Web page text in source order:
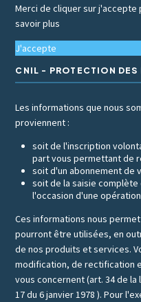
Merci de cliquer sur
savoir plus
J'accepte
CNIL - PROTECTION DES
Les informations que nous
proviennent :
soit de l'inscription
part vous permettant de
soit d'un abonnement de
soit de la saisie
l'occasion d'une
Ces informations nous
pourront être utilisées, en
de nos produits et services.
modification, de rectification
vous concernent (art. 34 de
17 du 6 janvier 1978 ). Pour